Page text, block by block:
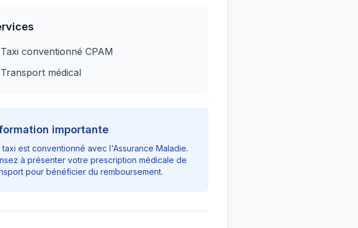
Taxi conventionné CPAM
Transport médical
importante
taxi est conventionné avec l'Assurance Maladie.
à présenter votre prescription médicale de
pour bénéficier du remboursement.